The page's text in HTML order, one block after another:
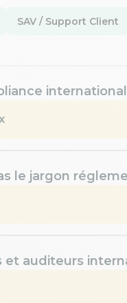
SAV / Support Client
le jargon
et auditeurs